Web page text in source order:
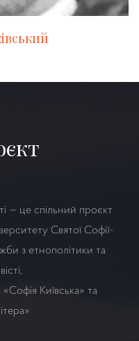
— це спільний проєкт
Святої Софії-
з етнополітики та
Київська» та